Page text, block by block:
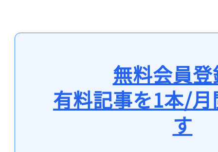
無料会員
有料記事を1本/
す